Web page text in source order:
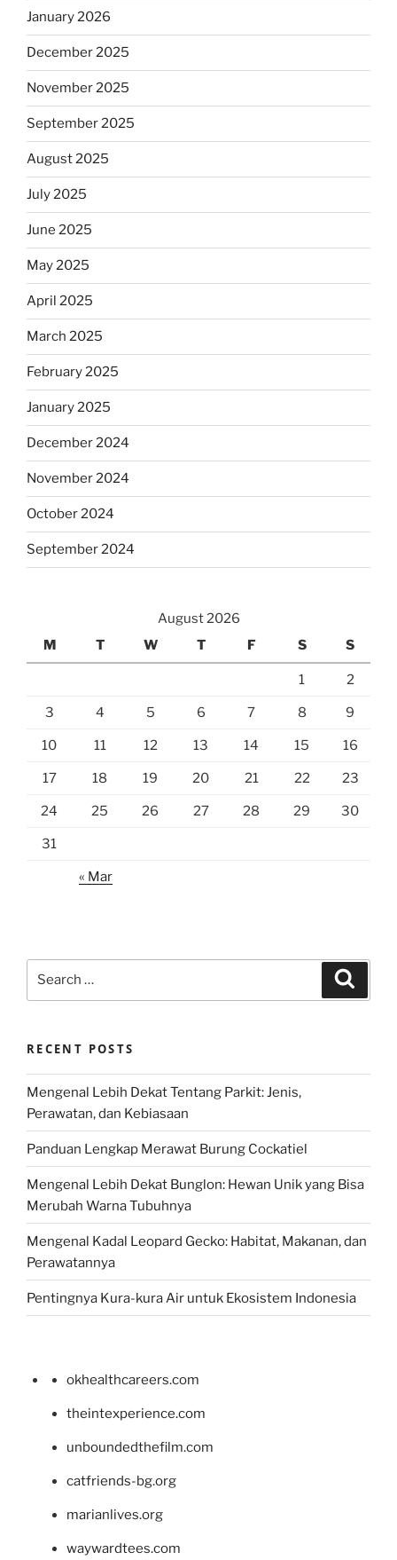
January 2026
December 2025
November 2025
September 2025
August 2025
July 2025
June 2025
May 2025
April 2025
March 2025
February 2025
January 2025
December 2024
November 2024
October 2024
September 2024
August 2026
M
T W T F S S
1 2
3 4 5 6 7 8 9
10 11 12 13 14 15 16
17 18 19 20 21 22 23
24 25 26 27 28 29 30
31
« Mar
RECENT POSTS
Mengenal Lebih Dekat Tentang Parkit: Jenis,
Perawatan, dan Kebiasaan
Panduan Lengkap Merawat Burung Cockatiel
Mengenal Lebih Dekat Bunglon: Hewan Unik yang Bisa
Merubah Warna Tubuhnya
Mengenal Kadal Leopard Gecko: Habitat, Makanan, dan
Perawatannya
Pentingnya Kura-kura Air untuk Ekosistem Indonesia
okhealthcareers.com
theintexperience.com
unboundedthefilm.com
catfriends-bg.org
marianlives.org
waywardtees.com